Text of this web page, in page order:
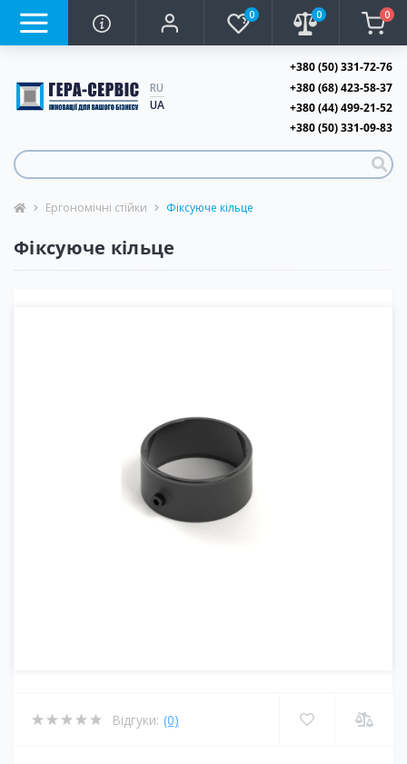
0 0 0
RU
UA
+380 (50) 331-72-76
+380 (68) 423-58-37
+380 (44) 499-21-52
+380 (50) 331-09-83
Ергономічні стійки Фіксуюче кільце
Фіксуюче кільце
Відгуки: (0)